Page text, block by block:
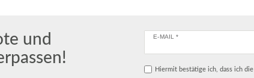
und
E-MAIL *
Hiermit bestätige ich, dass ich die